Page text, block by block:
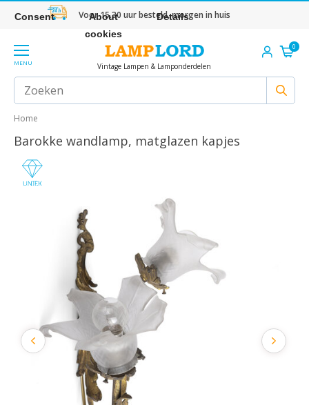
Voor 15.30 uur besteld, morgen in huis
MENU Vintage Lampen & Lamponderdelen
0
Home
Barokke wandlamp, matglazen kapjes
Consent
About
cookies
Details